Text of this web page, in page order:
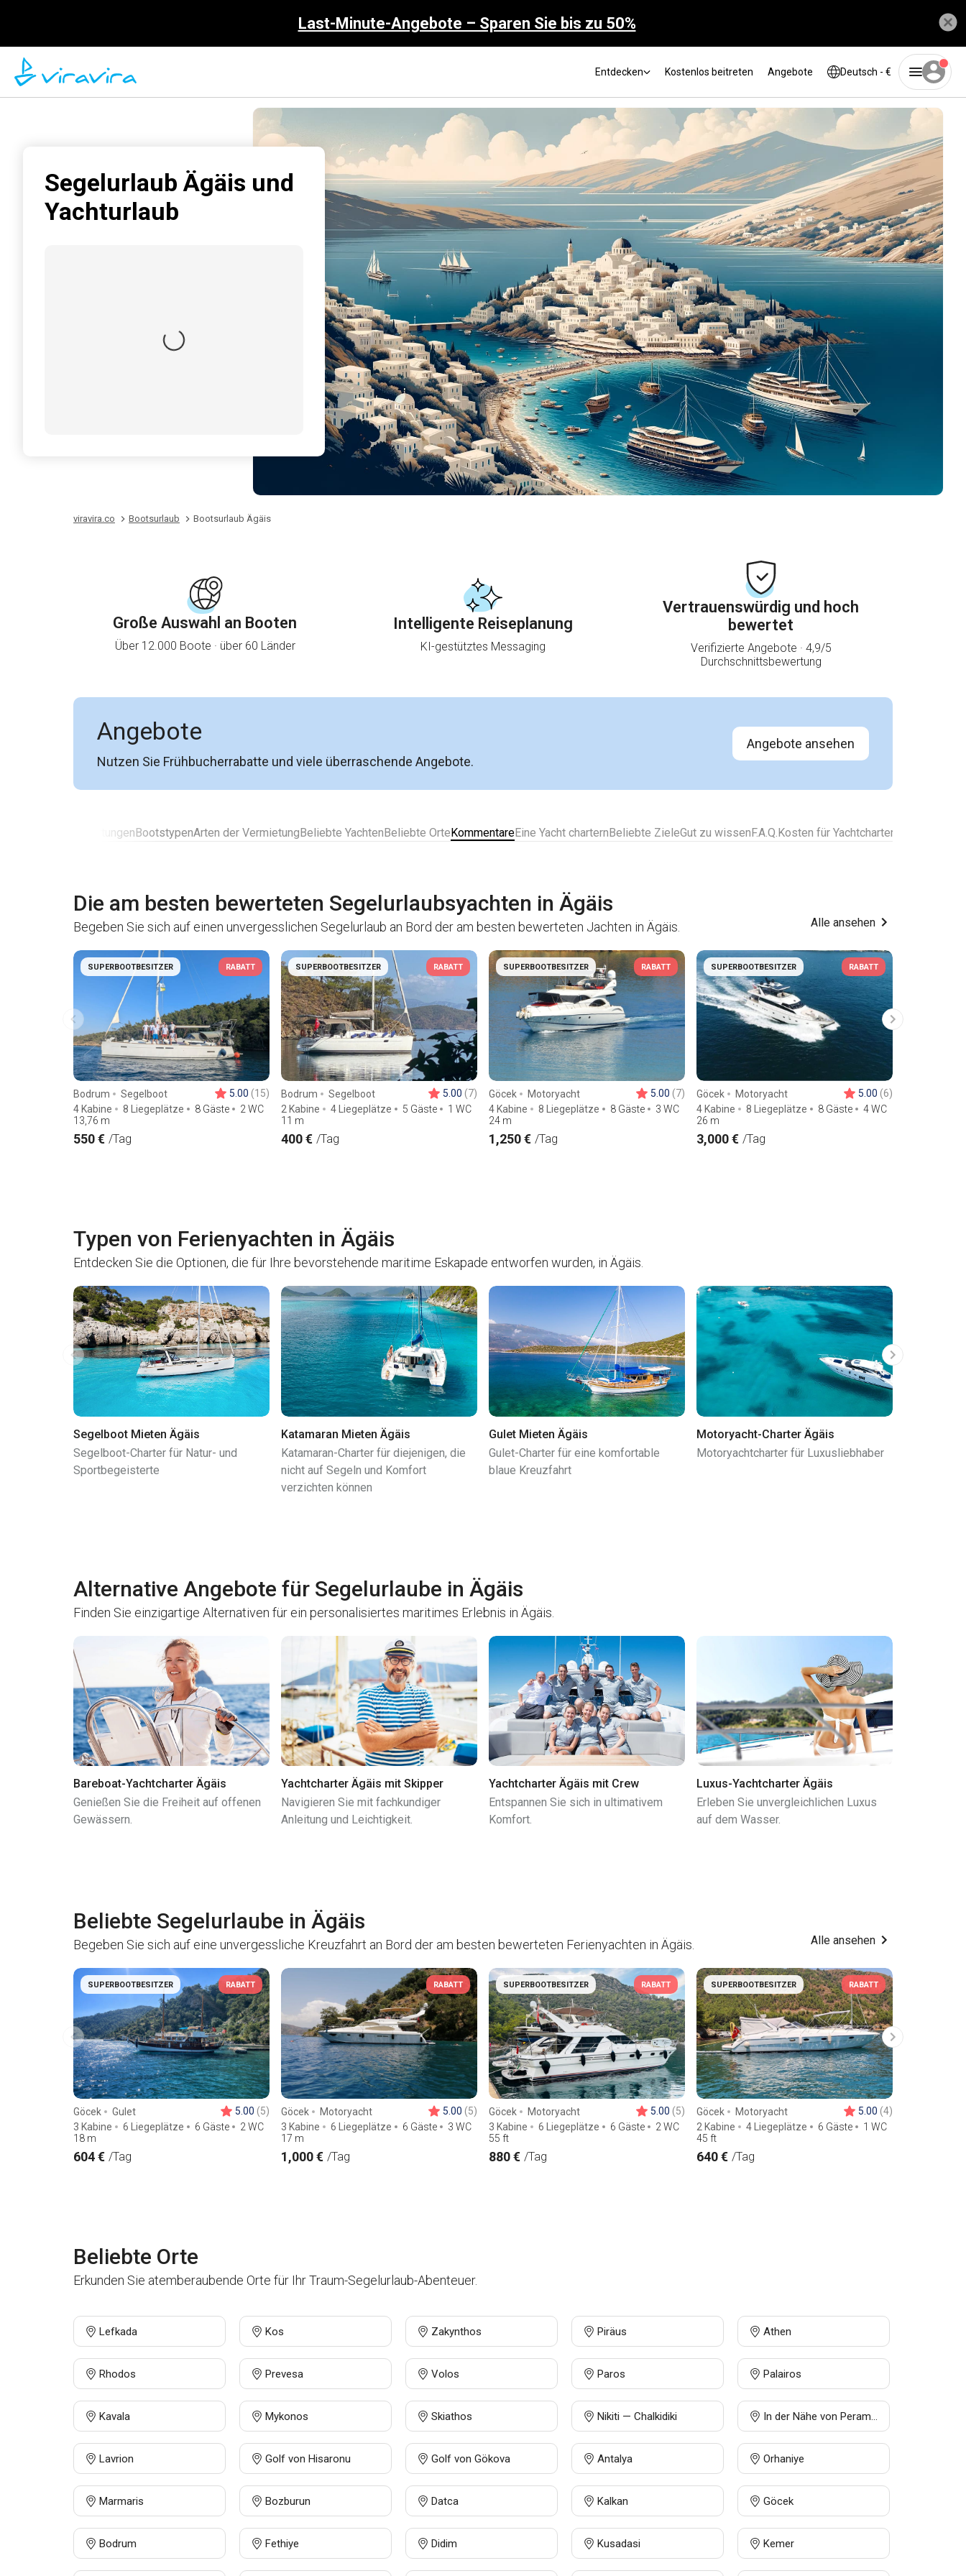
Last-Minute-Angebote – Sparen Sie bis zu 50%
Entdecken Kostenlos beitreten Angebote Deutsch - €
Segelurlaub Ägäis und
Yachturlaub
viravira.co Bootsurlaub Bootsurlaub Ägäis
Große Auswahl an Booten
Über 12.000 Boote · über 60 Länder
Intelligente Reiseplanung
KI-gestütztes Messaging
Vertrauenswürdig und hoch
bewertet
Verifizierte Angebote · 4,9/5
Durchschnittsbewertung
Angebote
Nutzen Sie Frühbucherrabatte und viele überraschende Angebote.
Angebote ansehen
den besten BewertungenBootstypenArten der VermietungBeliebte YachtenBeliebte OrteKommentareEine Yacht charternBeliebte ZieleGut zu wissenF.A.Q.Kosten für Yachtcharter
Die am besten bewerteten Segelurlaubsyachten in Ägäis
Begeben Sie sich auf einen unvergesslichen Segelurlaub an Bord der am besten bewerteten Jachten in Ägäis.
SUPERBOOTBESITZER RABATT
Bodrum
Segelboot
4 Kabine
8 Liegeplätze 8 Gäste
2 WC
13,76 m
550 € /Tag
5.00 (15)
SUPERBOOTBESITZER RABATT
Bodrum
Segelboot
2 Kabine
4 Liegeplätze 5 Gäste
1 WC
11 m
400 € /Tag
5.00 (7)
SUPERBOOTBESITZER RABATT
Göcek
Motoryacht
4 Kabine
8 Liegeplätze 8 Gäste
3 WC
24 m
1,250 € /Tag
5.00 (7)
SUPERBOOTBESITZER RABATT
Göcek
Motoryacht
4 Kabine
8 Liegeplätze 8 Gäste
4 WC
26 m
3,000 € /Tag
5.00 (6)
Alle ansehen
Typen von Ferienyachten in Ägäis
Entdecken Sie die Optionen, die für Ihre bevorstehende maritime Eskapade entworfen wurden, in Ägäis.
Segelboot Mieten Ägäis
Segelboot-Charter für Natur- und
Sportbegeisterte
Katamaran Mieten Ägäis
Katamaran-Charter für diejenigen, die
nicht auf Segeln und Komfort
verzichten können
Gulet Mieten Ägäis
Gulet-Charter für eine komfortable
blaue Kreuzfahrt
Motoryacht-Charter Ägäis
Motoryachtcharter für Luxusliebhaber
Alternative Angebote für Segelurlaube in Ägäis
Finden Sie einzigartige Alternativen für ein personalisiertes maritimes Erlebnis in Ägäis.
Bareboat-Yachtcharter Ägäis
Genießen Sie die Freiheit auf offenen
Gewässern.
Yachtcharter Ägäis mit Skipper
Navigieren Sie mit fachkundiger
Anleitung und Leichtigkeit.
Yachtcharter Ägäis mit Crew
Entspannen Sie sich in ultimativem
Komfort.
Luxus-Yachtcharter Ägäis
Erleben Sie unvergleichlichen Luxus
auf dem Wasser.
Beliebte Segelurlaube in Ägäis
Begeben Sie sich auf eine unvergessliche Kreuzfahrt an Bord der am besten bewerteten Ferienyachten in Ägäis.
SUPERBOOTBESITZER RABATT
Göcek
Gulet
3 Kabine
6 Liegeplätze 6 Gäste
2 WC
18 m
604 € /Tag
5.00 (5)
RABATT
Göcek
Motoryacht
3 Kabine
6 Liegeplätze 6 Gäste
3 WC
17 m
1,000 € /Tag
5.00 (5)
SUPERBOOTBESITZER RABATT
Göcek
Motoryacht
3 Kabine
6 Liegeplätze 6 Gäste
2 WC
55 ft
880 € /Tag
5.00 (5)
SUPERBOOTBESITZER RABATT
Göcek
Motoryacht
2 Kabine
4 Liegeplätze 6 Gäste
1 WC
45 ft
640 € /Tag
5.00 (4)
Alle ansehen
Beliebte Orte
Erkunden Sie atemberaubende Orte für Ihr Traum-Segelurlaub-Abenteuer.
Lefkada Kos Zakynthos Piräus Athen
Rhodos Prevesa Volos Paros Palairos
Kavala Mykonos Skiathos Nikiti — Chalkidiki In der Nähe von Peramos — Attika
Lavrion Golf von Hisaronu Golf von Gökova Antalya Orhaniye
Marmaris Bozburun Datca Kalkan Göcek
Bodrum Fethiye Didim Kusadasi Kemer